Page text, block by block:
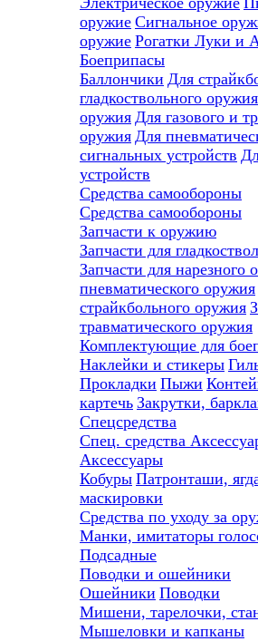
оружие Сигнальное
оружие Рогатки Луки и
Боеприпасы
Баллончики Для
гладкоствольного оружия
оружия Для газового и
оружия Для
сигнальных устройств
устройств
Средства самообороны
Средства самообороны
Запчасти к оружию
Запчасти для
Запчасти для нарезного
пневматического оружия
страйкбольного оружия
травматического оружия
Комплектующие для
Наклейки и стикеры
Прокладки Пыжи
картечь Закрутки,
Спецсредства
Спец. средства
Аксессуары
Кобуры Патронташи,
маскировки
Средства по уходу за
Манки, имитаторы
Подсадные
Поводки и ошейники
Ошейники Поводки
Мишени, тарелочки,
Мышеловки и капканы